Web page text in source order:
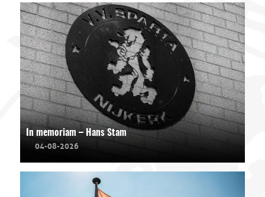
In memoriam – Hans Stam
04-08-2026